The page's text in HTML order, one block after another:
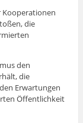
Kooperationen
die
den
die
Erwartungen
Öffentlichkeit